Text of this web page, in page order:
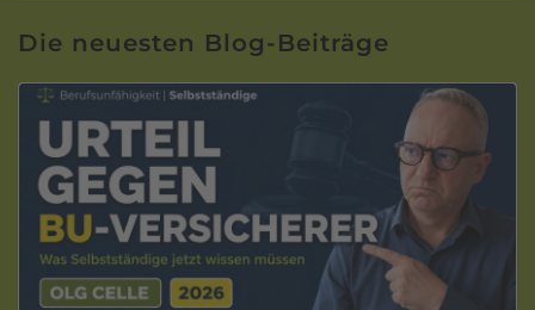
Die neuesten Blog-Beiträge